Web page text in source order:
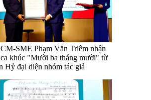
SME Phạm Văn Triêm nhận
ca khúc "Mười ba tháng mười" từ
Hỷ đại diện nhóm tác giả